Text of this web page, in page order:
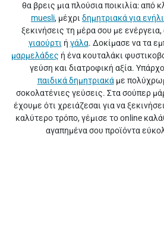
θα βρεις μια πλούσια ποικιλία: από
muesli, μέχρι δημητριακά για
ξεκινήσεις τη μέρα σου με
γιαούρτι ή γάλα. Δοκίμασε να τα
μαρμελάδες ή ένα κουταλάκι
γεύση και διατροφική αξία.
παιδικά δημητριακάμε
σοκολατένιες γεύσεις. Στα σούπερ
έχουμε ότι χρειάζεσαι για να
καλύτερο τρόπο, γέμισε το online
αγαπημένα σου προϊόντα